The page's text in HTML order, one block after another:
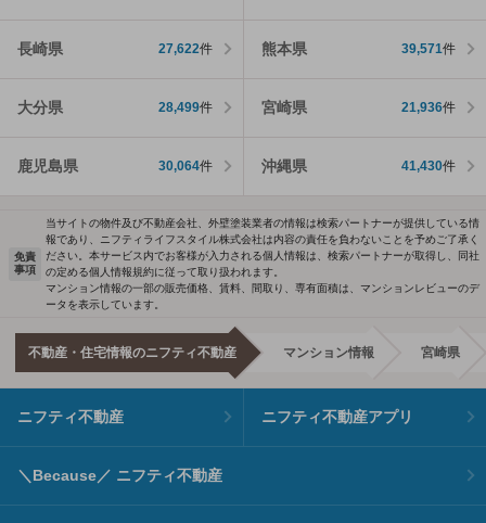
長崎県 27,622件 熊本県 39,571件
大分県 28,499件 宮崎県 21,936件
鹿児島県 30,064件 沖縄県 41,430件
免責
事項
当サイトの物件及び不動産会社、外壁塗装業者の情報は検索パートナーが提供している情
報であり、ニフティライフスタイル株式会社は内容の責任を負わないことを予めご了承く
ださい。本サービス内でお客様が入力される個人情報は、検索パートナーが取得し、同社
の定める個人情報規約に従って取り扱われます。
マンション情報の一部の販売価格、賃料、間取り、専有面積は、マンションレビューのデ
ータを表示しています。
不動産・住宅情報のニフティ不動産 マンション情報 宮崎県
ニフティ不動産 ニフティ不動産アプリ
＼Because／ ニフティ不動産